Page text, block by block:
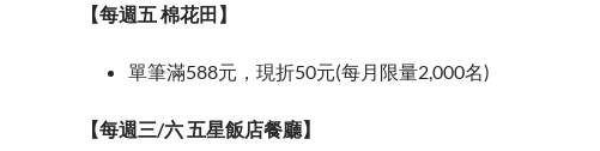
【每週五 棉花田】
單筆滿588元，現折50元(每月限量2,000名)
【每週三/六 五星飯店餐廳】